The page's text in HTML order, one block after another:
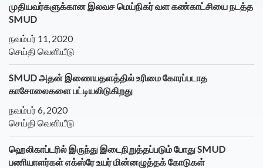
முதியவர்களுக்கான இலவச மெய்நிகர் வள கண்காட்சியை நடத்த
SMUD
நவம்பர் 11, 2020
செய்தி வெளியீடு
SMUD அதன் இணையதளத்தில் உரிமை கோரப்படாத
காசோலைகளை பட்டியலிடுகிறது
நவம்பர் 6, 2020
செய்தி வெளியீடு
ஹெலிகாப்டரில் இருந்து இடைநிறுத்தப்படும் போது SMUD
பணியாளர்கள் எக்ஸ்ரே உயர் மின்னழுத்தக் கோடுகள்